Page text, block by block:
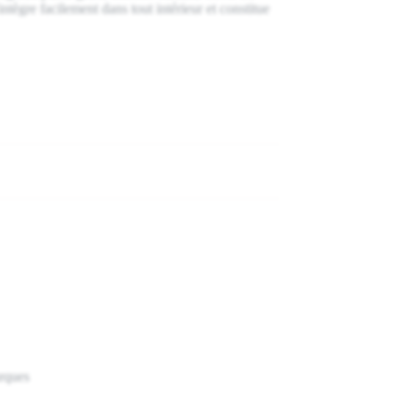
facilement dans tout intérieur et constitue